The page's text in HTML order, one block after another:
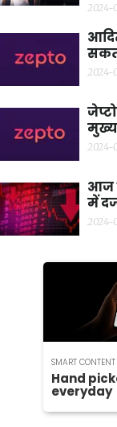
2024-
2024-
2024-
आज
में
2024-
SMART
Hand
everyday